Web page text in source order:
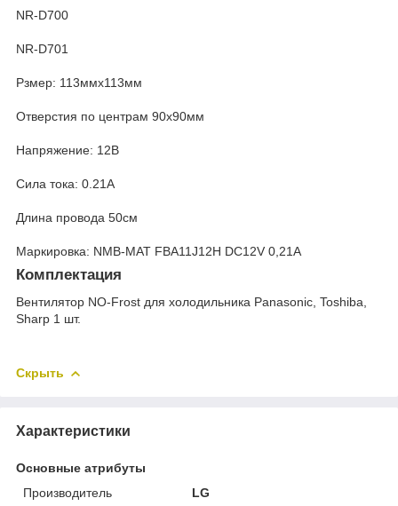
NR-D700
NR-D701
Рзмер: 113ммх113мм
Отверстия по центрам 90х90мм
Напряжение: 12B
Сила тока: 0.21А
Длина провода 50см
Маркировка: NMB-MAT FBA11J12H DC12V 0,21A
Комплектация
Вентилятор NO-Frost для холодильника Panasonic, Toshiba,
Sharp 1 шт.
Скрыть
Характеристики
Основные атрибуты
Производитель
LG